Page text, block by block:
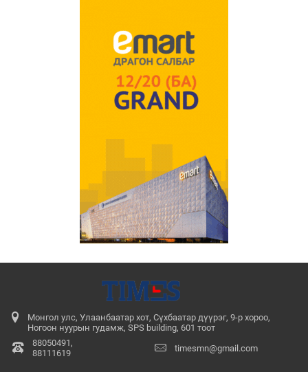
Монгол улс, Улаанбаатар хот, Сүхбаатар дүүрэг, 9-р хороо,
Ногоон нуурын гудамж, SPS building, 601 тоот
88050491,
88111619
timesmn@gmail.com